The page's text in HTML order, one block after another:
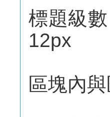
標題級
12px
區塊內